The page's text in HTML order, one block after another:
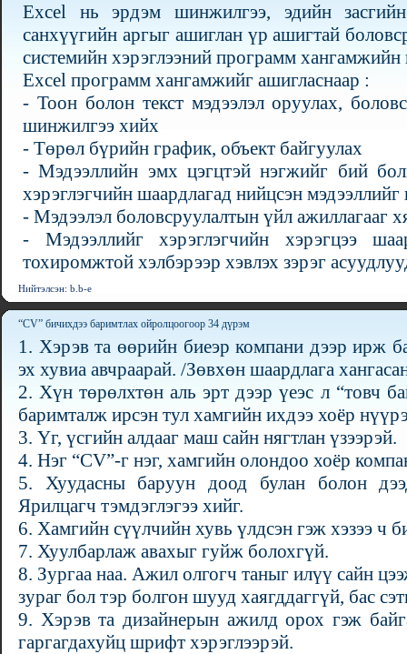
Excel нь эрдэм шинжилгээ, эдийн засгийн
санхүүгийн аргыг ашиглан үр ашигтай
системийн хэрэглээний программ
Excel программ хангамжийг ашигласнаар :
- Тоон болон текст мэдээлэл оруулах,
шинжилгээ хийх
- Төрөл бүрийн график, объект байгуулах
- Мэдээллийн эмх цэгцтэй нэгжийг бий
хэрэглэгчийн шаардлагад нийцсэн мэдээллийг
- Мэдээлэл боловсруулалтын үйл ажиллагааг
- Мэдээллийг хэрэглэгчийн хэрэгцээ
тохиромжтой хэлбэрээр хэвлэх зэрэг
Нийтэлсэн: b.b-e
“CV” бичихдээ баримтлах ойролцоогоор 34 дүрэм
1. Хэрэв та өөрийн биеэр компани дээр ирж
эх хувиа авчраарай. /Зөвхөн шаардлага
2. Хүн төрөлхтөн аль эрт дээр үеэс л “товч
баримталж ирсэн тул хамгийн ихдээ хоёр
3. Үг, үсгийн алдааг маш сайн нягтлан үзээрэй.
4. Нэг “CV”-г нэг, хамгийн олондоо хоёр
5. Хуудасны баруун доод булан болон
Ярилцагч тэмдэглэгээ хийг.
6. Хамгийн сүүлчийн хувь үлдсэн гэж хэзээ ч
7. Хуулбарлаж авахыг гуйж болохгүй.
8. Зургаа наа. Ажил олгогч таныг илүү сайн
зураг бол тэр болгон шууд хаягддаггүй, бас
9. Хэрэв та дизайнерын ажилд орох гэж
гаргагдахуйц шрифт хэрэглээрэй.